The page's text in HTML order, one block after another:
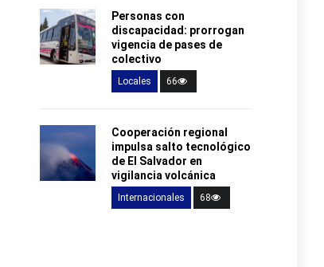
Personas con
discapacidad: prorrogan
vigencia de pases de
colectivo
Locales 66
Cooperación regional
impulsa salto tecnológico
de El Salvador en
vigilancia volcánica
Internacionales 68